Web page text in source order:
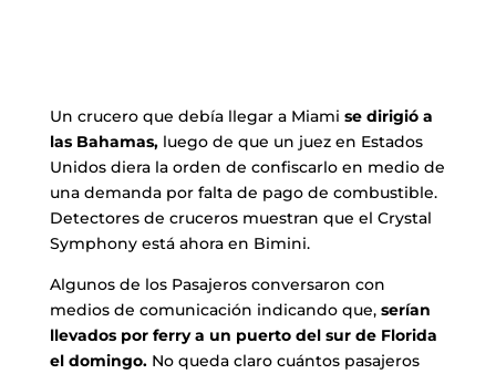
Un crucero que debía llegar a Miami se dirigió a
las Bahamas,luego de que un juez en Estados
Unidos diera la orden de confiscarlo en medio de
una demanda por falta de pago de combustible.
Detectores de cruceros muestran que el Crystal
Symphony está ahora en Bimini.
Algunos de los Pasajeros conversaron con
medios de comunicación indicando que, serían
llevados por ferry a un puerto del sur de Florida
el domingo.No queda claro cuántos pasajeros